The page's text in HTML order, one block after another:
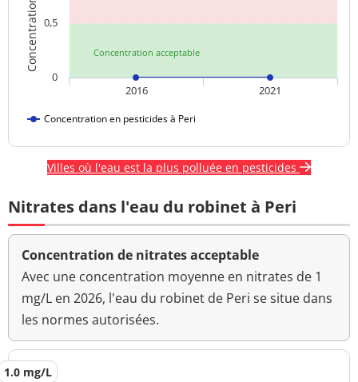
Concentration acceptable
Concentration en pesticides à Peri
2016 2021
0
0,5
Villes où l'eau est la plus polluée en pesticides
Nitrates dans l'eau du robinet à Peri
Concentration de nitrates acceptable
Avec une concentration moyenne en nitrates de 1
mg/L en 2026, l'eau du robinet de Peri se situe dans
les normes autorisées.
1.0 mg/L